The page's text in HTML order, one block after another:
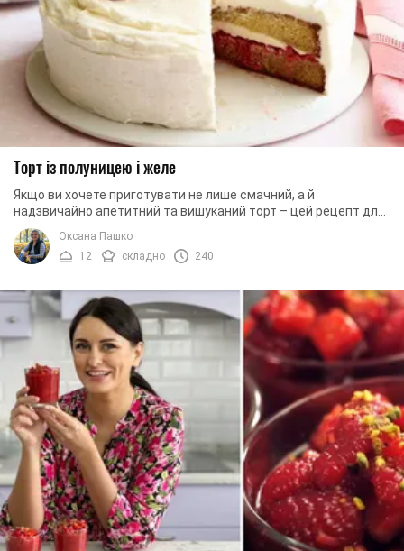
Торт із полуницею і желе
Якщо ви хочете приготувати не лише смачний, а й
надзвичайно апетитний та вишуканий торт – цей рецепт для
вас. Адже ми пропонуємо приготувати торт, ...
Оксана Пашко
12
складно 240